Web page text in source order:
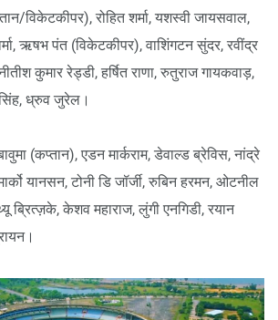
विकेटकीपर), रोहित शर्मा, यशस्वी जायसवाल,
ऋषभ पंत (विकेटकीपर), वाशिंगटन सुंदर, रवींद्र
कुमार रेड्डी, हर्षित राणा, रुतुराज गायकवाड़,
सिंह, ध्रुव जुरेल।
(कप्तान), एडन मार्कराम, डेवाल्ड ब्रेविस, नांद्रे
यानसन, टोनी डि जॉर्जी, रुबिन हरमन, ओटनील
ब्रित्ज़के, केशव महाराज, लुंगी एनगिडी, रयान